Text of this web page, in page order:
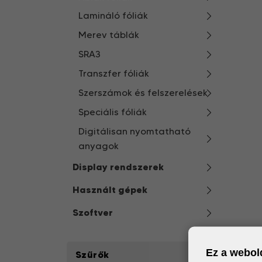
Lamináló fóliák
Merev táblák
SRA3
Transzfer fóliák
Szerszámok és felszerelések
Speciális fóliák
Digitálisan nyomtatható
anyagok
Display rendszerek
Használt gépek
Szoftver
Szűrők Ez a